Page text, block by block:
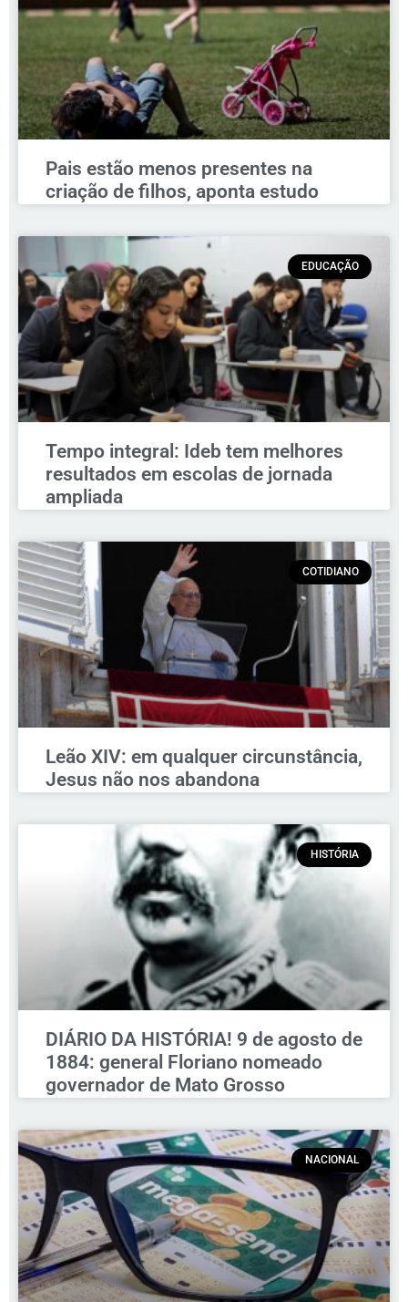
Pais estão menos presentes na
criação de filhos, aponta estudo
EDUCAÇÃO
Tempo integral: Ideb tem melhores
resultados em escolas de jornada
ampliada
COTIDIANO
Leão XIV: em qualquer circunstância,
Jesus não nos abandona
HISTÓRIA
DIÁRIO DA HISTÓRIA! 9 de agosto de
1884: general Floriano nomeado
governador de Mato Grosso
NACIONAL